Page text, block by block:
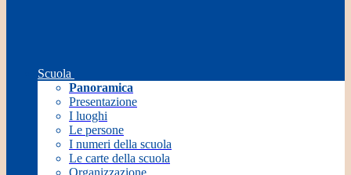
Scuola
Panoramica
Presentazione
I luoghi
Le persone
I numeri della scuola
Le carte della scuola